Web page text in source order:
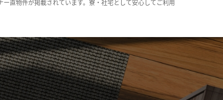
直物件が掲載されています。寮・社宅として安心してご利用